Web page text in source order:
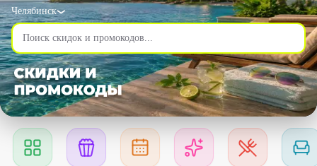
Челябинск